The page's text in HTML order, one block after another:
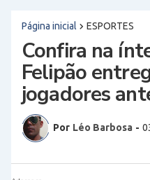
Página inicial ESPORTES
Confira na
Felipão
jogadores
Por Léo Barbosa -